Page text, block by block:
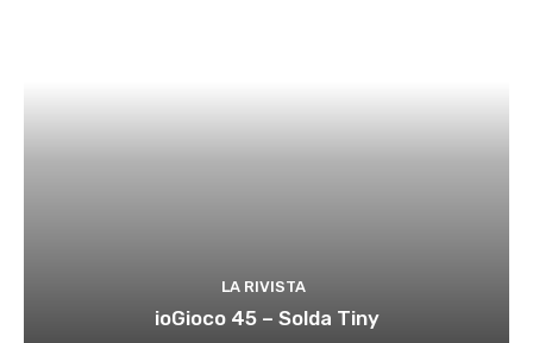
LA RIVISTA
ioGioco 45 – Solda Tiny